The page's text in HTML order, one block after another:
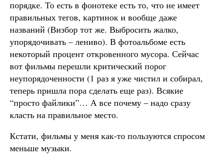
порядке. То есть в фонотеке есть то, что не имеет
правильных тегов, картинок и вообще даже
названий (Визбор тот же. Выбросить жалко,
упорядочивать – лениво). В фотоальбоме есть
некоторый процент откровенного мусора. Сейчас
вот фильмы перешли критический порог
неупорядоченности (1 раз я уже чистил и собирал,
теперь пришла пора сделать еще раз). Всякие
“просто файлики”… А все почему – надо сразу
класть на правильное место.
Кстати, фильмы у меня как-то пользуются спросом
меньше музыки.